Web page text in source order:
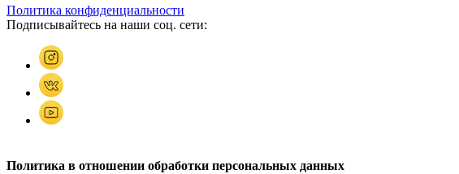
Политика конфиденциальности
Подписывайтесь на наши соц. сети:
Политика в отношении обработки персональных данных